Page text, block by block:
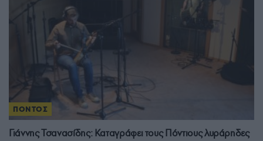
ΠΟΝΤΟΣ
Γιάννης Τσανασίδης: Καταγράφει τους Πόντιους λυράρηδες